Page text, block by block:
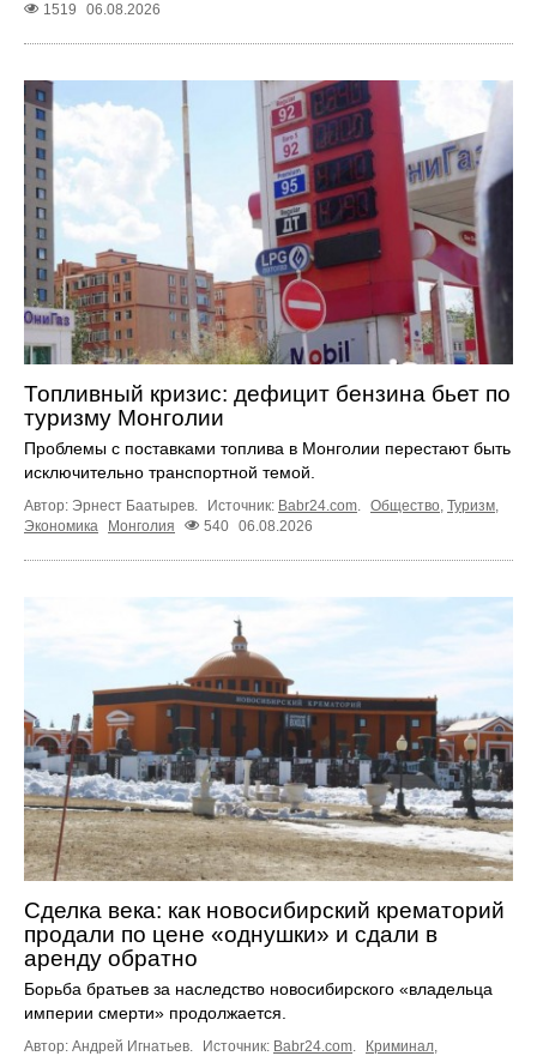
1519
06.08.2026
Топливный кризис: дефицит бензина бьет по
туризму Монголии
Проблемы с поставками топлива в Монголии перестают быть
исключительно транспортной темой.
Автор: Эрнест Баатырев. Источник: Babr24.com. Общество, Туризм,
Экономика
Монголия 540 06.08.2026
Сделка века: как новосибирский крематорий
продали по цене «однушки» и сдали в
аренду обратно
Борьба братьев за наследство новосибирского «владельца
империи смерти» продолжается.
Автор: Андрей Игнатьев. Источник: Babr24.com Криминал